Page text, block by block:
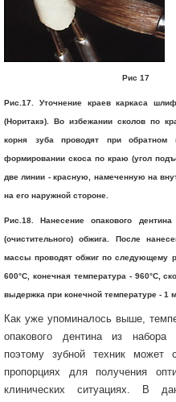
Рис 17
Рис.17. Уточнение краев каркаса
(Норитакэ). Во избежании сколов по
корня зуба проводят при
формировании скоса по краю (угол
две линии - красную, намеченную на
на его наружной стороне.
Рис.18. Нанесение опакового
(очистительного) обжига. После
массы проводят обжиг по следующему
600°С, конечная температура - 960°С,
выдержка при конечной температуре - 1
Как уже упоминалось выше,
опакового дентина из набора
поэтому зубной техник
пропорциях для получения
клинических ситуациях. В